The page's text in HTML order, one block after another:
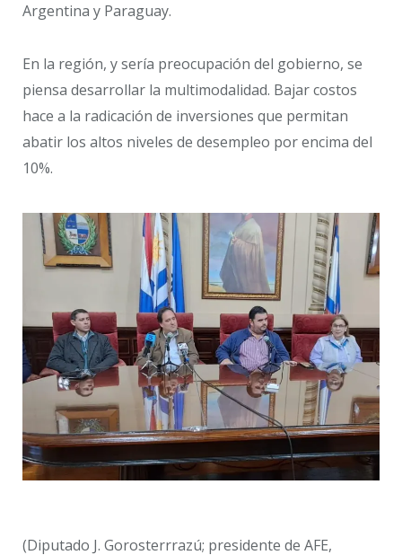
Argentina y Paraguay.
En la región, y sería preocupación del gobierno, se
piensa desarrollar la multimodalidad. Bajar costos
hace a la radicación de inversiones que permitan
abatir los altos niveles de desempleo por encima del
10%.
(Diputado J. Gorosterrrazú; presidente de AFE,